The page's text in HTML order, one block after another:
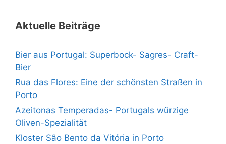
Aktuelle Beiträge
Bier aus Portugal: Superbock- Sagres- Craft-
Bier
Rua das Flores: Eine der schönsten Straßen in
Porto
Azeitonas Temperadas- Portugals würzige
Oliven-Spezialität
Kloster São Bento da Vitória in Porto